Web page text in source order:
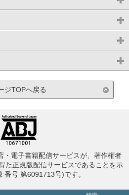
ジTOPへ戻る
・電子書籍配信サービスが、著作権者
た正規版配信サービスであることを示
番号 第6091713号)です。